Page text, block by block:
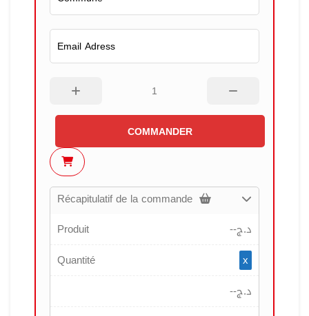
COMMANDER
Récapitulatif de la commande
Produit
--د.ج
Quantité
x
--د.ج